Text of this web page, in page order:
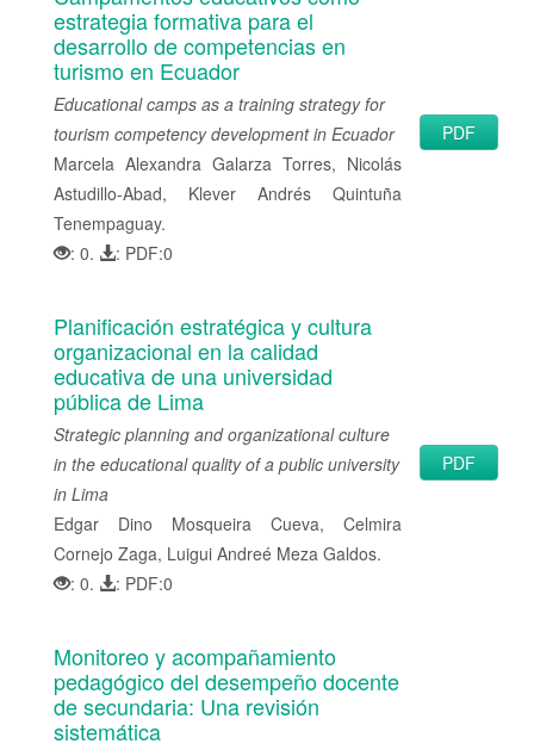
estrategia formativa para el
desarrollo de competencias en
turismo en Ecuador
Educational camps as a training strategy for
tourism competency development in Ecuador
Marcela Alexandra Galarza Torres, Nicolás
Astudillo-Abad, Klever Andrés Quintuña
Tenempaguay.
: 0.
: PDF:0
PDF
Planificación estratégica y cultura
organizacional en la calidad
educativa de una universidad
pública de Lima
Strategic planning and organizational culture
in the educational quality of a public university
in Lima
Edgar Dino Mosqueira Cueva, Celmira
Cornejo Zaga, Luigui Andreé Meza Galdos.
: 0.
: PDF:0
PDF
Monitoreo y acompañamiento
pedagógico del desempeño docente
de secundaria: Una revisión
sistemática